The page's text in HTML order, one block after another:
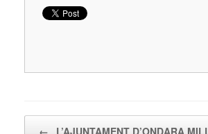
← L’AJUNTAMENT D’ONDARA